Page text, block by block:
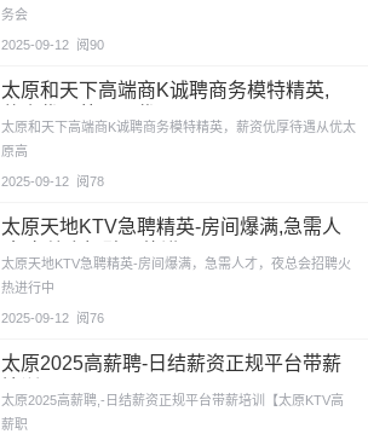
务会
2025-09-12 阅90
太原和天下高端商K诚聘商务模特精英,
薪资优厚待遇从优
太原和天下高端商K诚聘商务模特精英，薪资优厚待遇从优太
原高
2025-09-12 阅78
太原天地KTV急聘精英-房间爆满,急需人
才,夜总会招聘火热进
太原天地KTV急聘精英-房间爆满，急需人才，夜总会招聘火
热进行中
2025-09-12 阅76
太原2025高薪聘-日结薪资正规平台带薪
培训
太原2025高薪聘,-日结薪资正规平台带薪培训【太原KTV高
薪职